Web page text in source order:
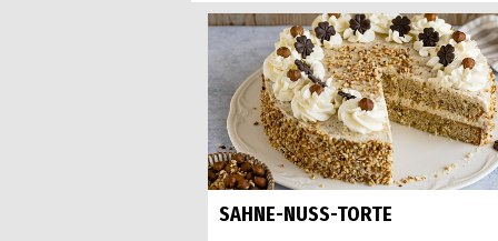
SAHNE-NUSS-TORTE